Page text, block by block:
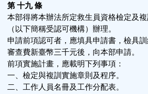
第 十九 條
本部得將本辦法所定救生員資格檢定及
（以下簡稱受認可機構）辦理。
申請前項認可者，應填具申請書，檢具
審查費新臺幣三千元後，向本部申請。
前項實施計畫，應載明下列事項：
一、檢定與複訓實施章則及程序。
二、工作人員名冊及工作分配表。